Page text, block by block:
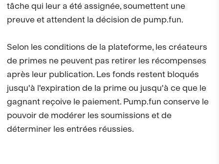
tâche qui leur a été assignée, soumettent une
preuve et attendent la décision de pump.fun.
Selon les conditions de la plateforme, les créateurs
de primes ne peuvent pas retirer les récompenses
après leur publication. Les fonds restent bloqués
jusqu'à l'expiration de la prime ou jusqu'à ce que le
gagnant reçoive le paiement. Pump.fun conserve le
pouvoir de modérer les soumissions et de
déterminer les entrées réussies.